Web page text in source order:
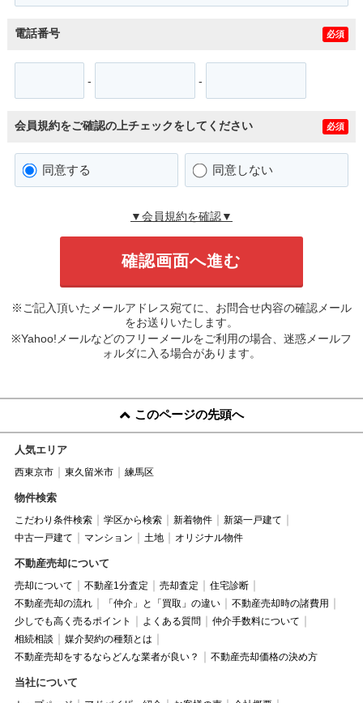
電話番号 必須
- -
会員規約をご確認の上チェックをしてください 必須
同意する 同意しない
▼会員規約を確認▼
※ご記入頂いたメールアドレス宛てに、お問合せ内容の確認メール
をお送りいたします。
※Yahoo!メールなどのフリーメールをご利用の場合、迷惑メールフ
ォルダに入る場合があります。
このページの先頭へ
人気エリア
西東京市 東久留米市 練馬区
物件検索
こだわり条件検索 学区から検索 新着物件
新築一戸建て
中古一戸建て
マンション 土地 オリジナル物件
不動産売却について
売却について 不動産1分査定 売却査定
住宅診断
不動産売却の流れ
「仲介」と「買取」の違い
不動産売却時の諸費用
少しでも高く売るポイント
よくある質問
仲介手数料について
相続相談
媒介契約の種類とは
不動産売却をするならどんな業者が良い？
不動産売却価格の決め方
当社について